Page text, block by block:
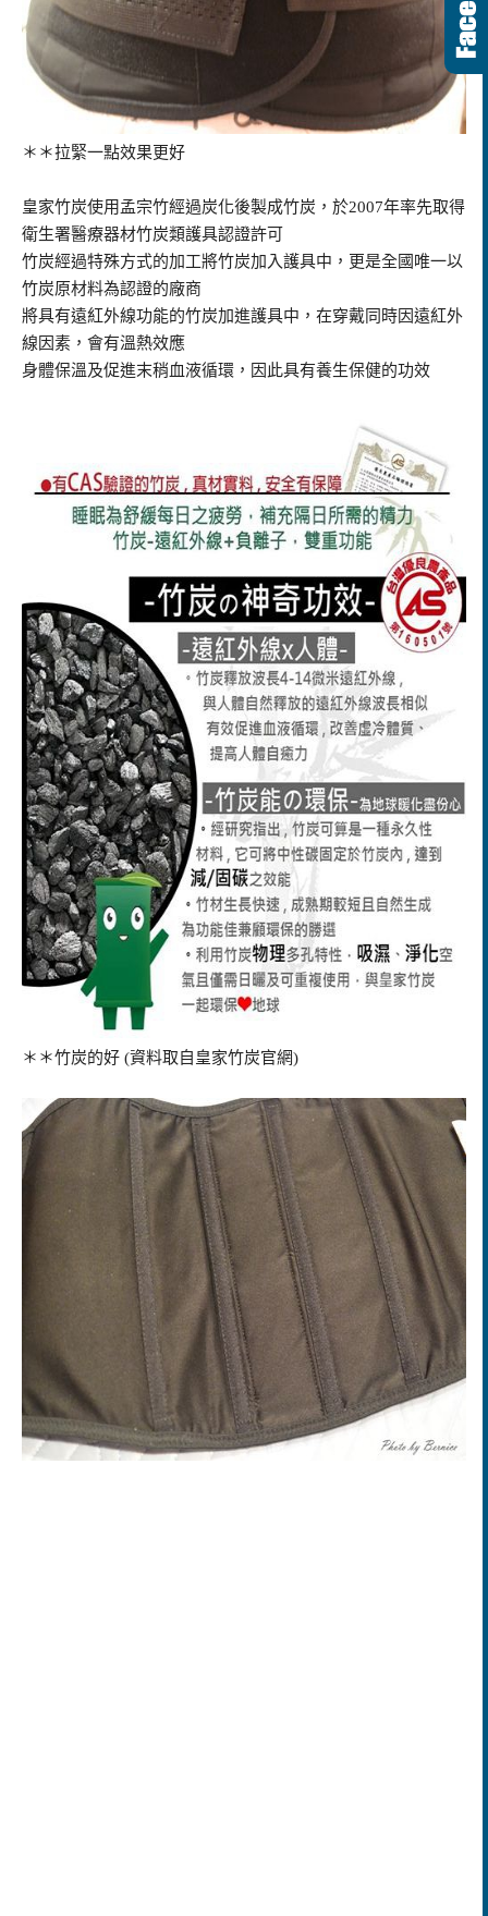
＊＊拉緊一點效果更好
皇家竹炭使用孟宗竹經過炭化後製成竹炭，於2007年率先取得
衛生署醫療器材竹炭類護具認證許可
竹炭經過特殊方式的加工將竹炭加入護具中，更是全國唯一以
竹炭原材料為認證的廠商
將具有遠紅外線功能的竹炭加進護具中，在穿戴同時因遠紅外
線因素，會有溫熱效應
身體保溫及促進末稍血液循環，因此具有養生保健的功效
＊＊竹炭的好 (資料取自皇家竹炭官網)